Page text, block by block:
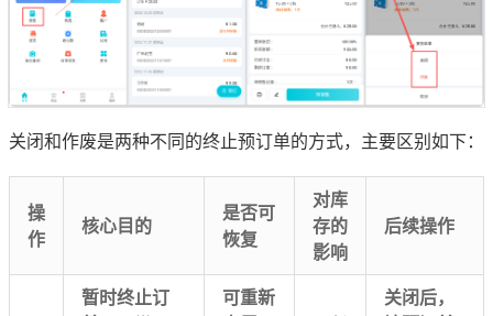
关闭和作废是两种不同的终止预订单的方式，主要区别如下：
操
作
核心目的
是否可
恢复
对库
存的
影响
后续操作
暂时终止订
可重新
关闭后，